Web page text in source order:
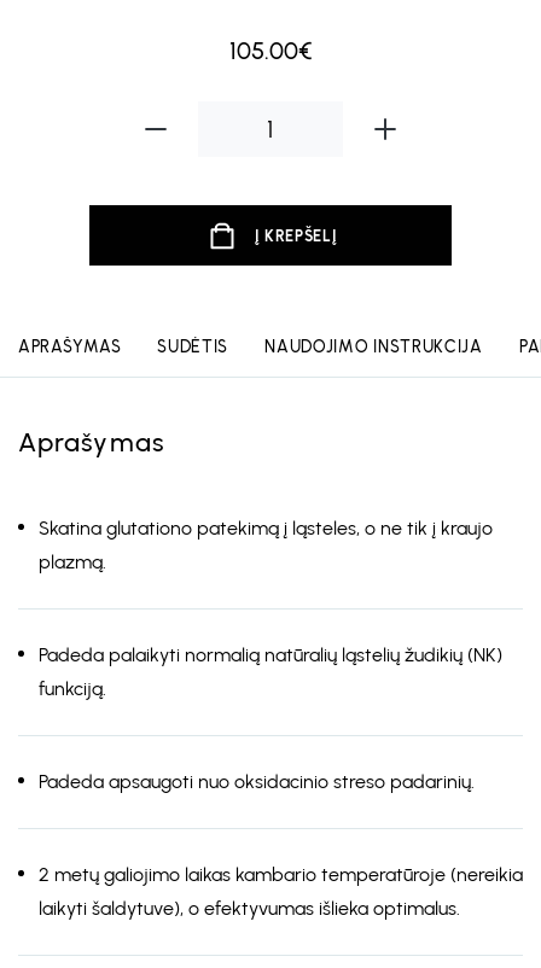
105.00€
Į KREPŠELĮ
APRAŠYMAS SUDĖTIS NAUDOJIMO INSTRUKCIJA
Aprašymas
Skatina glutationo patekimą į ląsteles, o ne tik į kraujo
plazmą.
Padeda palaikyti normalią natūralių ląstelių žudikių (NK)
funkciją.
Padeda apsaugoti nuo oksidacinio streso padarinių.
2 metų galiojimo laikas kambario temperatūroje (nereikia
laikyti šaldytuve), o efektyvumas išlieka optimalus.